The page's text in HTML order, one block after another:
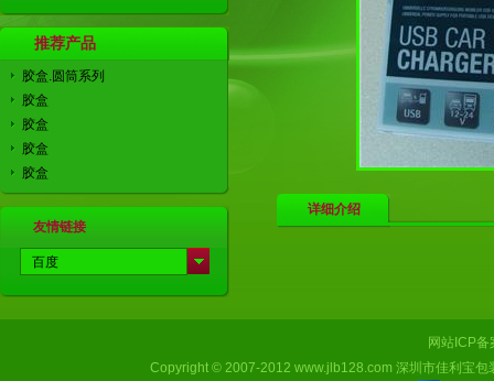
推荐产品
胶盒.圆筒系列
胶盒
胶盒
胶盒
胶盒
友情链接
百度
详细介绍
网站ICP备
Copyright © 2007-2012 www.jlb128.com 深圳市佳利宝包